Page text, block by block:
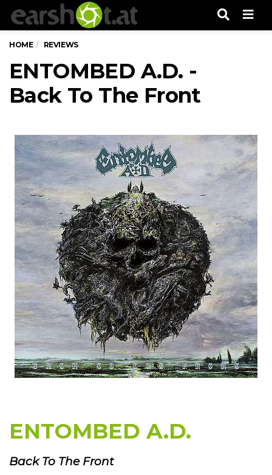
HOME REVIEWS
ENTOMBED A.D. -
Back To The Front
ENTOMBED A.D.
Back To The Front